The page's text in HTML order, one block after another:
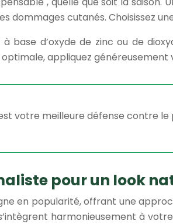
dommages cutanés. Choisissez
à base d’oxyde de zinc ou de
appliquez
votre meilleure défense contre le
pour un look
en popularité, offrant une
harmonieusement à